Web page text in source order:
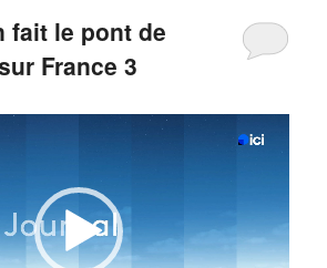
fait le pont de
France 3